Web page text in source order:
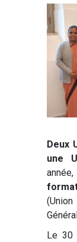
Deux
une
Le 30